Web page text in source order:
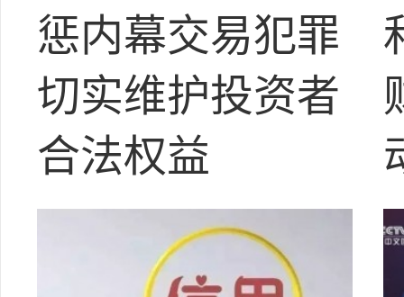
惩内幕交易犯罪
切实维护投资者
合法权益